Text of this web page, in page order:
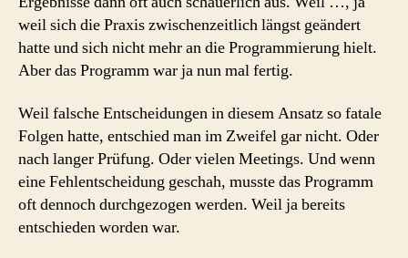
weil sich die Praxis zwischenzeitlich längst geändert
hatte und sich nicht mehr an die Programmierung hielt.
Aber das Programm war ja nun mal fertig.
Weil falsche Entscheidungen in diesem Ansatz so fatale
Folgen hatte, entschied man im Zweifel gar nicht. Oder
nach langer Prüfung. Oder vielen Meetings. Und wenn
eine Fehlentscheidung geschah, musste das Programm
oft dennoch durchgezogen werden. Weil ja bereits
entschieden worden war.